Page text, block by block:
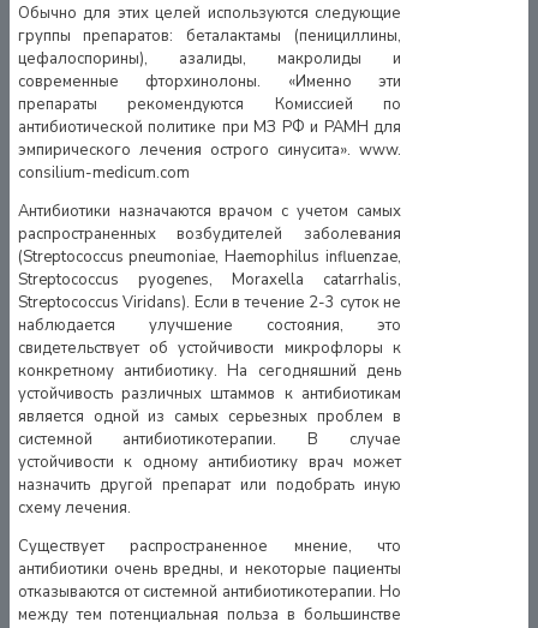
Обычно для этих целей используются следующие
группы препаратов: беталактамы (пенициллины,
цефалоспорины), азалиды, макролиды и
современные фторхинолоны. «Именно эти
препараты рекомендуются Комиссией по
антибиотической политике при МЗ РФ и РАМН для
эмпирического лечения острого синусита». www.
consilium-medicum.com
Антибиотики назначаются врачом с учетом самых
распространенных возбудителей заболевания
(Streptococcus pneumoniae, Haemophilus influenzae,
Streptococcus pyogenes, Moraxella catarrhalis,
Streptococcus Viridans). Если в течение 2-3 суток не
наблюдается улучшение состояния, это
свидетельствует об устойчивости микрофлоры к
конкретному антибиотику. На сегодняшний день
устойчивость различных штаммов к антибиотикам
является одной из самых серьезных проблем в
системной антибиотикотерапии. В случае
устойчивости к одному антибиотику врач может
назначить другой препарат или подобрать иную
схему лечения.
Существует распространенное мнение, что
антибиотики очень вредны, и некоторые пациенты
отказываются от системной антибиотикотерапии. Но
между тем потенциальная польза в большинстве